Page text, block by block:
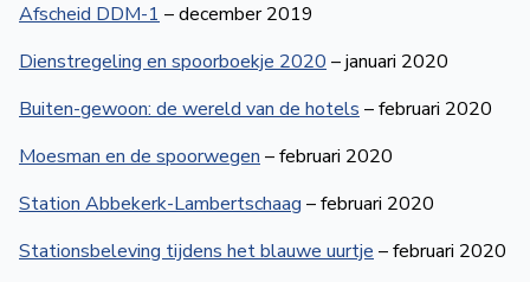
Afscheid DDM-1– december 2019
Dienstregeling en spoorboekje 2020– januari 2020
Buiten-gewoon: de wereld van de hotels– februari 2020
Moesman en de spoorwegen– februari 2020
Station Abbekerk-Lambertschaag – februari 2020
Stationsbeleving tijdens het blauwe uurtje– februari 2020